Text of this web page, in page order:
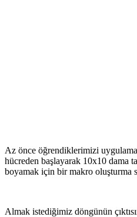
Az önce öğrendiklerimizi
hücreden başlayarak 10x10 dama
boyamak için bir makro oluşturma
Almak istediğimiz döngünün